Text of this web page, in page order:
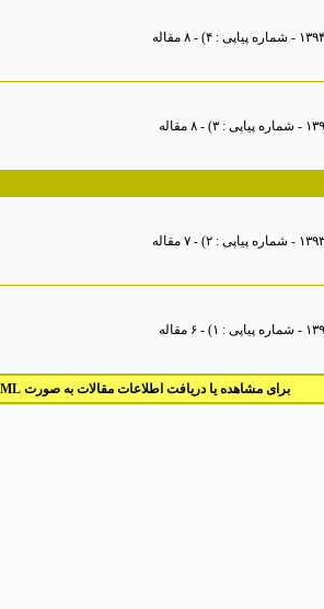
) - ۸ مقاله
) - ۸ مقاله
) - ۷ مقاله
) - ۶ مقاله
برای مشاهده یا دریافت اطلاعات مقالات به صورت XML اینجا را کلیک کنید.